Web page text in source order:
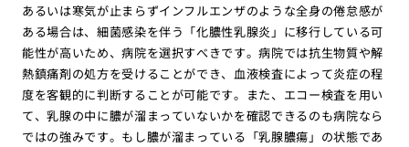
あるいは寒気が止まらずインフルエンザのような全身の倦怠感が
ある場合は、細菌感染を伴う「化膿性乳腺炎」に移行している可
能性が高いため、病院を選択すべきです。病院では抗生物質や解
熱鎮痛剤の処方を受けることができ、血液検査によって炎症の程
度を客観的に判断することが可能です。また、エコー検査を用い
て、乳腺の中に膿が溜まっていないかを確認できるのも病院なら
ではの強みです。もし膿が溜まっている「乳腺膿瘍」の状態であ